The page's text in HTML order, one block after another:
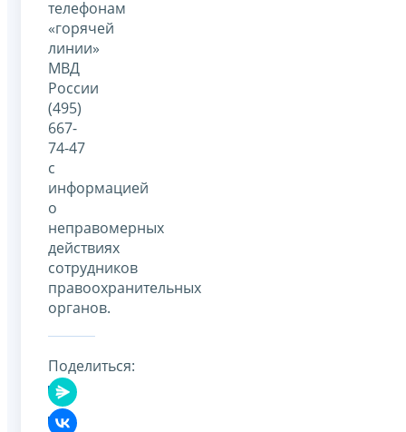
телефонам
«горячей
линии»
МВД
России
(495)
667-
74-47
с
информацией
о
неправомерных
действиях
сотрудников
правоохранительных
органов.
Поделиться: